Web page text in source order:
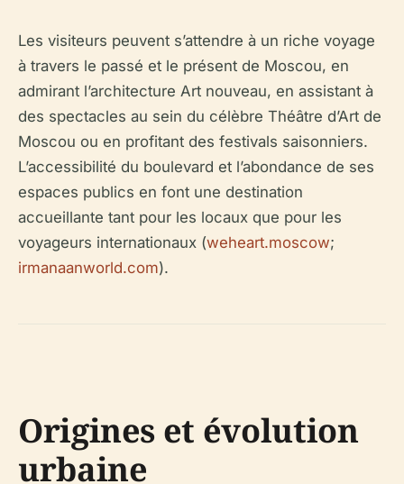
Les visiteurs peuvent s’attendre à un riche voyage
à travers le passé et le présent de Moscou, en
admirant l’architecture Art nouveau, en assistant à
des spectacles au sein du célèbre Théâtre d’Art de
Moscou ou en profitant des festivals saisonniers.
L’accessibilité du boulevard et l’abondance de ses
espaces publics en font une destination
accueillante tant pour les locaux que pour les
voyageurs internationaux (weheart.moscow;
irmanaanworld.com).
Origines et évolution
urbaine